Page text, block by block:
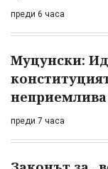
преди 6 часа
Муцунски:
неприемлива
преди 7 часа